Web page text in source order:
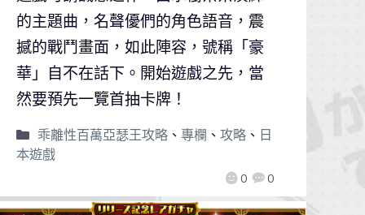
0 0
的主題曲，名聲優們的角色語音，震
撼的戰鬥畫面，如此陣容，號稱「豪
華」自不在話下。開始遊戲之先，當
然要預先一覽首抽卡牌！
乖離性百萬亞瑟王攻略、 專欄 、 攻略、 日
本遊戲